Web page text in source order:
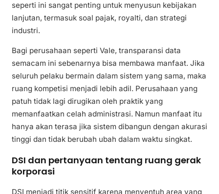
seperti ini sangat penting untuk menyusun kebijakan
lanjutan, termasuk soal pajak, royalti, dan strategi
industri.
Bagi perusahaan seperti Vale, transparansi data
semacam ini sebenarnya bisa membawa manfaat. Jika
seluruh pelaku bermain dalam sistem yang sama, maka
ruang kompetisi menjadi lebih adil. Perusahaan yang
patuh tidak lagi dirugikan oleh praktik yang
memanfaatkan celah administrasi. Namun manfaat itu
hanya akan terasa jika sistem dibangun dengan akurasi
tinggi dan tidak berubah ubah dalam waktu singkat.
DSI dan pertanyaan tentang ruang gerak
korporasi
DSI menjadi titik sensitif karena menyentuh area yang